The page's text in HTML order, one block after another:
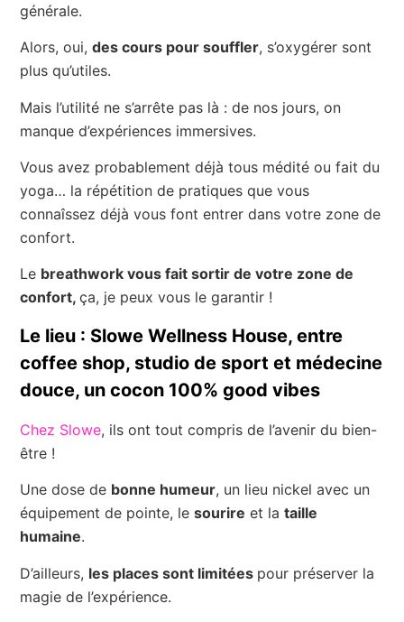
générale.
Alors, oui,des cours pour souffler, s’oxygérer sont
plus qu’utiles.
Mais l’utilité ne s’arrête pas là : de nos jours, on
manque d’expériences immersives.
Vous avez probablement déjà tous médité ou fait du
yoga… la répétition de pratiques que vous
connaîssez déjà vous font entrer dans votre zone de
confort.
Le breathwork vous fait sortir de votre zone de
confort,ça, je peux vous le garantir !
Le lieu : Slowe Wellness House, entre
coffee shop, studio de sport et médecine
douce, un cocon 100% good vibes
Chez Slowe, ils ont tout compris de l’avenir du bien-
être !
Une dose de bonne humeur, un lieu nickel avec un
équipement de pointe, lesourire et lataille
humaine.
D’ailleurs, les places sont limitées pour préserver la
magie de l’expérience.